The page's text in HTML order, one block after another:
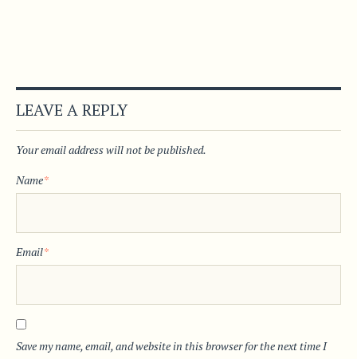
LEAVE A REPLY
Your email address will not be published.
Name*
Email*
Save my name, email, and website in this browser for the next time I